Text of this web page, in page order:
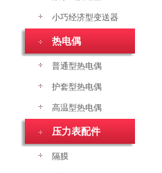
小巧经济型变送器
热电偶
普通型热电偶
护套型热电偶
高温型热电偶
压力表配件
隔膜